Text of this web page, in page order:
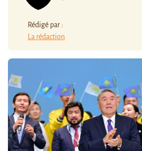
Rédigé par :
La rédaction